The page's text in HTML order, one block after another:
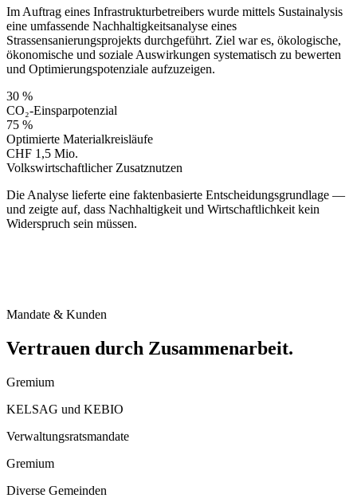
Im Auftrag eines Infrastrukturbetreibers wurde mittels Sustainalysis
eine umfassende Nachhaltigkeitsanalyse eines
Strassensanierungsprojekts durchgeführt. Ziel war es, ökologische,
ökonomische und soziale Auswirkungen systematisch zu bewerten
und Optimierungspotenziale aufzuzeigen.
30 %
CO₂-Einsparpotenzial
75 %
Optimierte Materialkreisläufe
CHF 1,5 Mio.
Volkswirtschaftlicher Zusatznutzen
Die Analyse lieferte eine faktenbasierte Entscheidungsgrundlage —
und zeigte auf, dass Nachhaltigkeit und Wirtschaftlichkeit kein
Widerspruch sein müssen.
Mandate & Kunden
Vertrauen durch Zusammenarbeit.
Gremium
KELSAG und KEBIO
Verwaltungsratsmandate
Gremium
Diverse Gemeinden